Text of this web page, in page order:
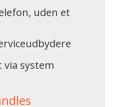
uden et
system